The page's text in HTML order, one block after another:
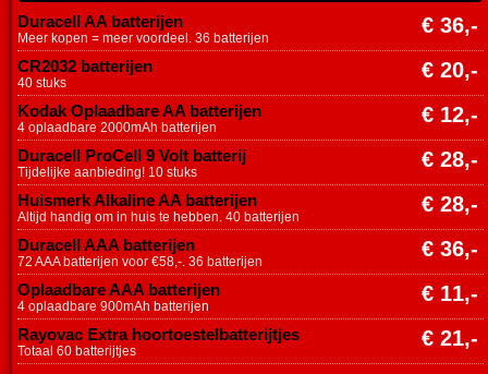
Duracell AA batterijen € 36,-
Meer kopen = meer voordeel. 36 batterijen
CR2032 batterijen € 20,-
40 stuks
Kodak Oplaadbare AA batterijen € 12,-
4 oplaadbare 2000mAh batterijen
Duracell ProCell 9 Volt batterij € 28,-
Tijdelijke aanbieding! 10 stuks
Huismerk Alkaline AA batterijen € 28,-
Altijd handig om in huis te hebben. 40 batterijen
Duracell AAA batterijen € 36,-
72 AAA batterijen voor €58,-. 36 batterijen
Oplaadbare AAA batterijen € 11,-
4 oplaadbare 900mAh batterijen
Rayovac Extra hoortoestelbatterijtjes € 21,-
Totaal 60 batterijtjes